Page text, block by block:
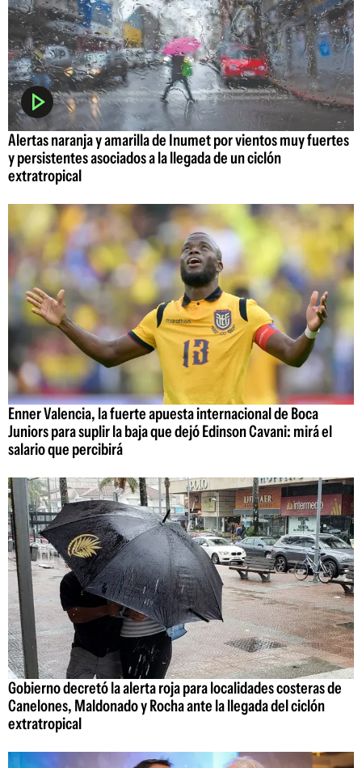
Alertas naranja y amarilla de Inumet por vientos muy fuertes
y persistentes asociados a la llegada de un ciclón
extratropical
Enner Valencia, la fuerte apuesta internacional de Boca
Juniors para suplir la baja que dejó Edinson Cavani: mirá el
salario que percibirá
Gobierno decretó la alerta roja para localidades costeras de
Canelones, Maldonado y Rocha ante la llegada del ciclón
extratropical